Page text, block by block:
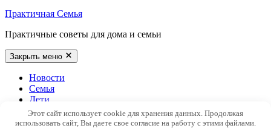
Практичная Семья
Практичные советы для дома и семьи
Закрыть меню
Новости
Семья
Дети
Домоводство
Питание
Этот сайт использует cookie для хранения данных. Продолжая
использовать сайт, Вы даете свое согласие на работу с этими файлами.